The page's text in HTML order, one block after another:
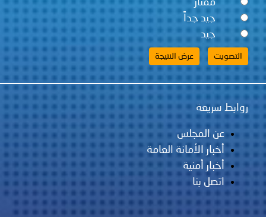
ممتاز
جيد جداً
جيد
روابط سريعة
عن المجلس
أخبار الأمانة العامة
أخبار أمنية
اتصل بنا